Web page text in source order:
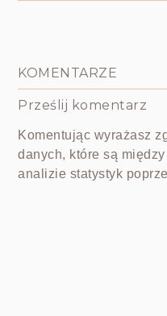
KOMENTARZE
Prześlij komentarz
Komentując wyrażasz
danych, które są
analizie statystyk